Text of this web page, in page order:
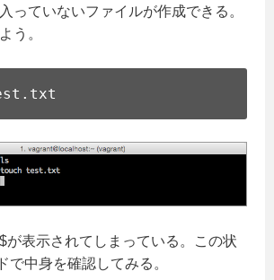
っていないファイルが作成できる。
う。
が表示されてしまっている。この状
で中身を確認してみる。